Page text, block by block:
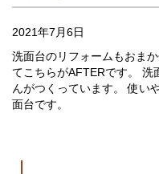
2021年7月6日
洗面台のリフォームもおま
てこちらがAFTERです。 洗
んがつくっています。 使い
面台です。